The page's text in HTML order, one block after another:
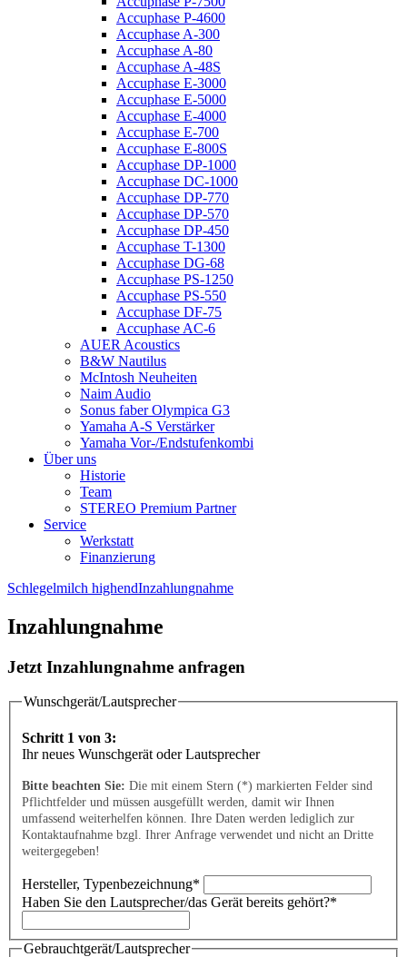
Accuphase P-4600
Accuphase A-300
Accuphase A-80
Accuphase A-48S
Accuphase E-3000
Accuphase E-5000
Accuphase E-4000
Accuphase E-700
Accuphase E-800S
Accuphase DP-1000
Accuphase DC-1000
Accuphase DP-770
Accuphase DP-570
Accuphase DP-450
Accuphase T-1300
Accuphase DG-68
Accuphase PS-1250
Accuphase PS-550
Accuphase DF-75
Accuphase AC-6
AUER Acoustics
B&W Nautilus
McIntosh Neuheiten
Naim Audio
Sonus faber Olympica G3
Yamaha A-S Verstärker
Yamaha Vor-/Endstufenkombi
Über uns
Historie
Team
STEREO Premium Partner
Service
Werkstatt
Finanzierung
Schlegelmilch highendInzahlungnahme
Inzahlungnahme
Jetzt Inzahlungnahme anfragen
Wunschgerät/Lautsprecher
Schritt 1 von 3:
Ihr neues Wunschgerät oder Lautsprecher
Bitte beachten Sie: Die mit einem Stern (*) markierten Felder sind
Pflichtfelder und müssen ausgefüllt werden, damit wir Ihnen
umfassend weiterhelfen können. Ihre Daten werden lediglich zur
Kontaktaufnahme bzgl. Ihrer Anfrage verwendet und nicht an Dritte
weitergegeben!
Hersteller, Typenbezeichnung*
Haben Sie den Lautsprecher/das Gerät bereits gehört?*
Gebrauchtgerät/Lautsprecher